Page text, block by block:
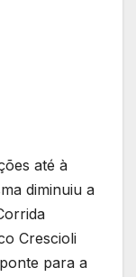
até à
diminuiu a
Crescioli
para a